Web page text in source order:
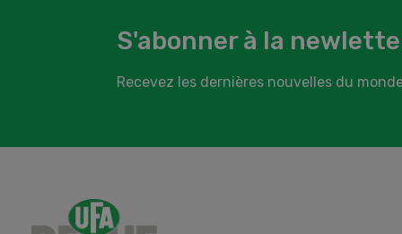
S'abonner à la
Recevez les dernières nouvelles du